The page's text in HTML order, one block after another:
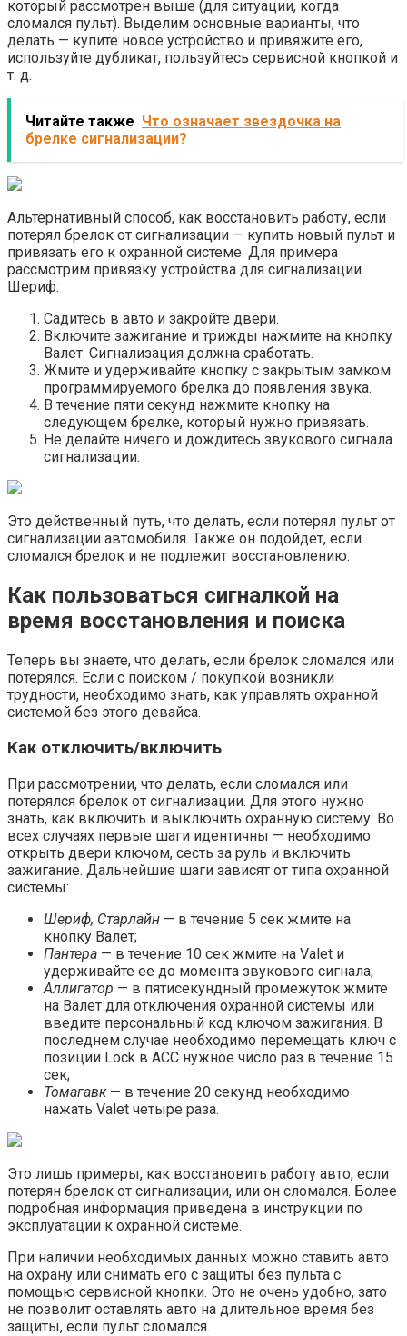
который рассмотрен выше (для ситуации, когда
сломался пульт). Выделим основные варианты, что
делать — купите новое устройство и привяжите его,
используйте дубликат, пользуйтесь сервисной кнопкой и
т. д.
Читайте также Что означает звездочка на
брелке сигнализации?
Альтернативный способ, как восстановить работу, если
потерял брелок от сигнализации — купить новый пульт и
привязать его к охранной системе. Для примера
рассмотрим привязку устройства для сигнализации
Шериф:
Садитесь в авто и закройте двери.
Включите зажигание и трижды нажмите на кнопку
Валет. Сигнализация должна сработать.
Жмите и удерживайте кнопку с закрытым замком
программируемого брелка до появления звука.
В течение пяти секунд нажмите кнопку на
следующем брелке, который нужно привязать.
Не делайте ничего и дождитесь звукового сигнала
сигнализации.
Это действенный путь, что делать, если потерял пульт от
сигнализации автомобиля. Также он подойдет, если
сломался брелок и не подлежит восстановлению.
Как пользоваться сигналкой на
время восстановления и поиска
Теперь вы знаете, что делать, если брелок сломался или
потерялся. Если с поиском / покупкой возникли
трудности, необходимо знать, как управлять охранной
системой без этого девайса.
Как отключить/включить
При рассмотрении, что делать, если сломался или
потерялся брелок от сигнализации. Для этого нужно
знать, как включить и выключить охранную систему. Во
всех случаях первые шаги идентичны — необходимо
открыть двери ключом, сесть за руль и включить
зажигание. Дальнейшие шаги зависят от типа охранной
системы:
Шериф, Старлайн — в течение 5 сек жмите на
кнопку Валет;
Пантера — в течение 10 сек жмите на Valet и
удерживайте ее до момента звукового сигнала;
Аллигатор — в пятисекундный промежуток жмите
на Валет для отключения охранной системы или
введите персональный код ключом зажигания. В
последнем случае необходимо перемещать ключ с
позиции Lock в ACC нужное число раз в течение 15
сек;
Томагавк— в течение 20 секунд необходимо
нажать Valet четыре раза.
Это лишь примеры, как восстановить работу авто, если
потерян брелок от сигнализации, или он сломался. Более
подробная информация приведена в инструкции по
эксплуатации к охранной системе.
При наличии необходимых данных можно ставить авто
на охрану или снимать его с защиты без пульта с
помощью сервисной кнопки. Это не очень удобно, зато
не позволит оставлять авто на длительное время без
защиты, если пульт сломался.